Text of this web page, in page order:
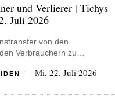
und Verlierer | Tichys
Juli 2026
von den
Verbrauchern zu…
| Mi, 22. Juli 2026